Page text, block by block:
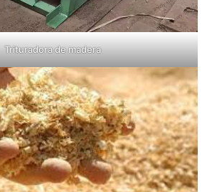
Trituradora de madera